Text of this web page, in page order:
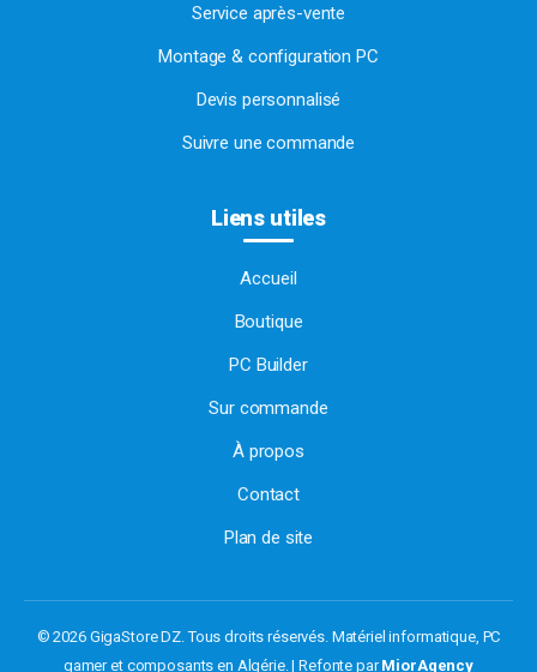
Service après-vente
Montage & configuration PC
Devis personnalisé
Suivre une commande
Liens utiles
Accueil
Boutique
PC Builder
Sur commande
À propos
Contact
Plan de site
© 2026 GigaStore DZ. Tous droits réservés. Matériel informatique, PC
gamer et composants en Algérie. | Refonte parMiorAgency